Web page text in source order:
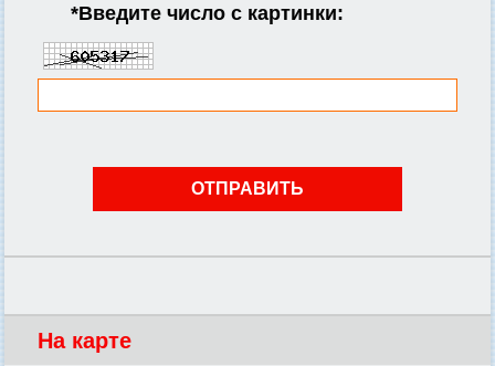
*Введите число с картинки:
На карте